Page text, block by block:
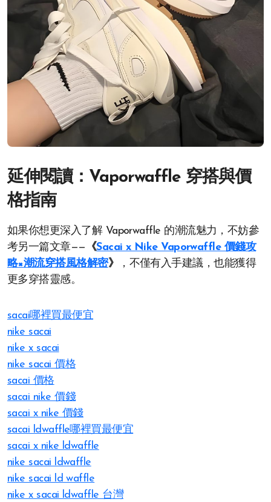
延伸閱讀：Vaporwaffle 穿搭與價
格指南
如果你想更深入了解 Vaporwaffle 的潮流魅力，不妨參
考另一篇文章—— 《Sacai x Nike Vaporwaffle 價錢攻
略×潮流穿搭風格解密》
，不僅有入手建議，也能獲得
更多穿搭靈感。
sacai哪裡買最便宜
nike sacai
nike x sacai
nike sacai 價格
sacai 價格
sacai nike 價錢
sacai x nike 價錢
sacai ldwaffle哪裡買最便宜
sacai x nike ldwaffle
nike sacai ldwaffle
nike sacai ld waffle
nike x sacai ldwaffle 台灣